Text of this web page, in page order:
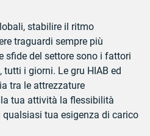
stabilire il ritmo
traguardi sempre più
sfide del settore sono i fattori
i giorni. Le gru HIAB ed
tra le attrezzature
tua attività la flessibilità
tua esigenza di carico